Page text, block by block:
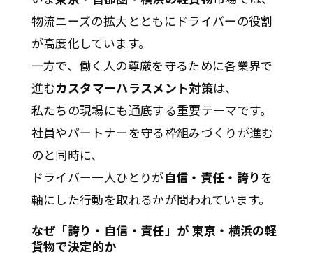
物流ニーズの拡大とともにドライバーの役割
が高度化しています。
一方で、働く人の尊厳を守るために各業界で
進むカスタマーハラスメント対策は、
私たちの現場にも通底する重要テーマです。
社員やパートナーを守る枠組みづくりが進む
のと同時に、
ドライバー一人ひとりが自信・責任・誇り を
軸にした行動を取れるかが問われています。
なぜ「誇り・自信・責任」が 東京・横浜の軽
貨物で決定的か